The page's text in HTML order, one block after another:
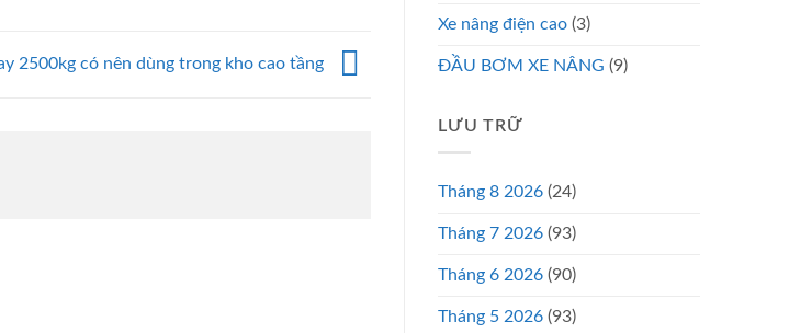
2500kg có nên dùng trong kho cao tầng
Xe nâng điện cao (3)
ĐẦU BƠM XE NÂNG (9)
LƯU TRỮ
Tháng 8 2026 (24)
Tháng 7 2026 (93)
Tháng 6 2026 (90)
Tháng 5 2026 (93)